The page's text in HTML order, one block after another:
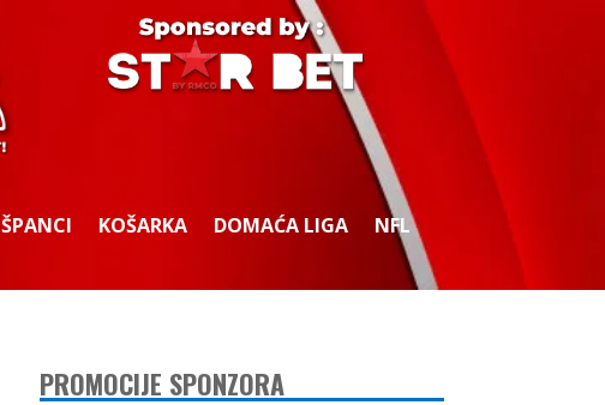
ŠPANCI KOŠARKA DOMAĆA LIGA
NFL
PROMOCIJE SPONZORA